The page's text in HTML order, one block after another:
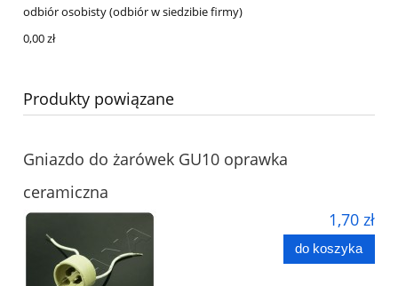
odbiór osobisty(odbiór w siedzibie firmy)
0,00 zł
Produkty powiązane
Gniazdo do żarówek GU10 oprawka
ceramiczna
1,70 zł
do koszyka